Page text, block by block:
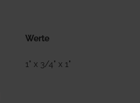
Werte
1" x 3/4" x 1"